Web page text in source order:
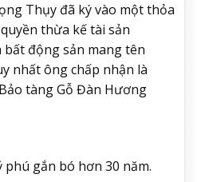
Thụy đã ký vào một thỏa
thừa kế tài sản
động sản mang tên
nhất ông chấp nhận là
tàng Gỗ Đàn Hương
gắn bó hơn 30 năm.